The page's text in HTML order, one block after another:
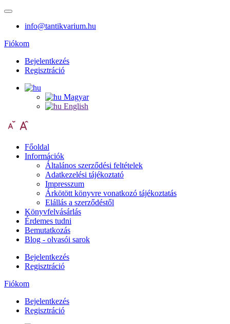
info@tantikvarium.hu
Fiókom
Bejelentkezés
Regisztráció
Magyar
English
Főoldal
Információk
Általános szerződési feltételek
Adatkezelési tájékoztató
Impresszum
Árkötött könyvre vonatkozó tájékoztatás
Elállás a szerződéstől
Könyvfelvásárlás
Érdemes tudni
Bemutatkozás
Blog - olvasói sarok
Bejelentkezés
Regisztráció
Fiókom
Bejelentkezés
Regisztráció